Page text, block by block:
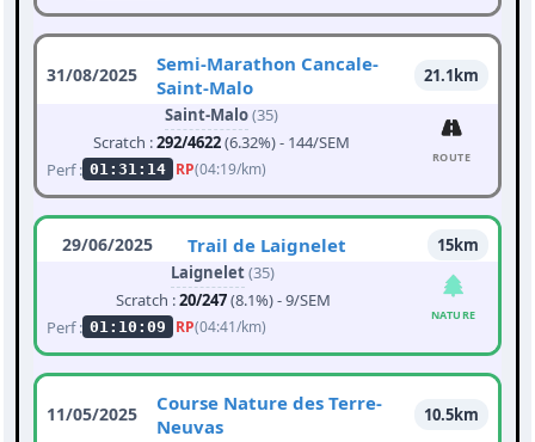
31/08/2025
Semi-Marathon Cancale-
Saint-Malo
21.1km
Saint-Malo(35)
Scratch :292/4622(6.32%) - 144/SEM
Perf : 01:31:14 RP(04:19/km)
ROUTE
29/06/2025 Trail de Laignelet
15km
Laignelet(35)
Scratch :20/247(8.1%) - 9/SEM
Perf : 01:10:09 RP(04:41/km)
NATURE
11/05/2025
Course Nature des Terre-
Neuvas
10.5km